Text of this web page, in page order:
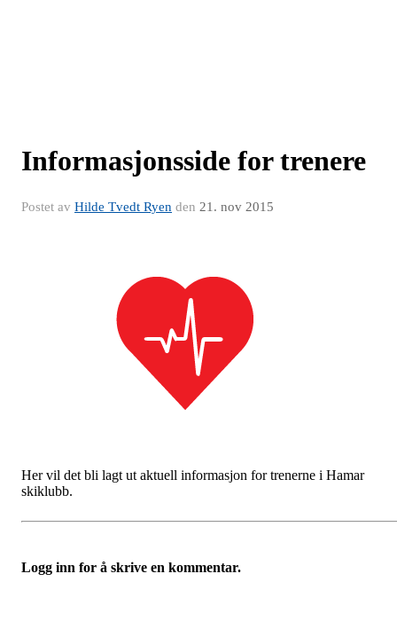
Informasjonsside for trenere
Postet av Hilde Tvedt Ryen den 21. nov 2015
Her vil det bli lagt ut aktuell informasjon for trenerne i Hamar
skiklubb.
Logg inn for å skrive en kommentar.